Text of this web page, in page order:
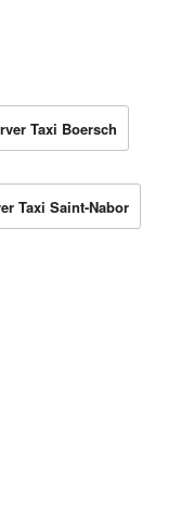
Taxi Boersch
Taxi Saint-Nabor